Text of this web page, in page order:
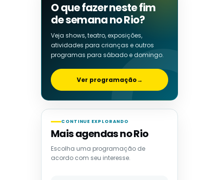
O que fazer neste fim
de semana no Rio?
Veja shows, teatro, exposições,
atividades para crianças e outros
programas para sábado e domingo.
Ver programação→
CONTINUE EXPLORANDO
Mais agendas no Rio
Escolha uma programação de
acordo com seu interesse.